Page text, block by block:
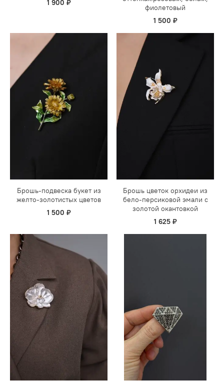
1 900 ₽
фиолетовый
1 500 ₽
Брошь-подвеска букет из
желто-золотистых цветов
1 500 ₽
Брошь цветок орхидеи из
бело-персиковой эмали с
золотой окантовкой
1 625 ₽